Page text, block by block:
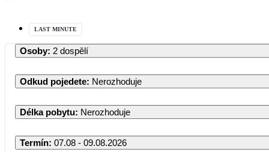
LAST MINUTE
Osoby: 2 dospělí
Odkud pojedete: Nerozhoduje
Délka pobytu: Nerozhoduje
Termín: 07.08 - 09.08.2026